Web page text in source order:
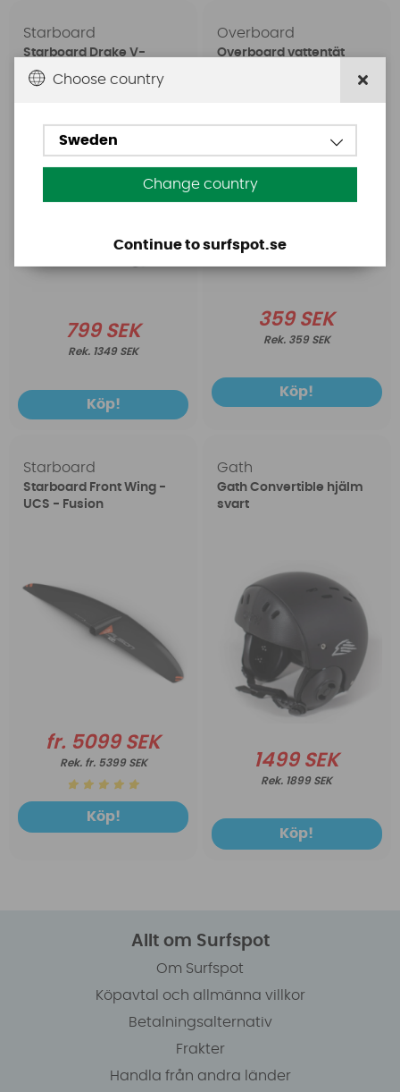
Starboard
Starboard Drake V-
strap Yulex Incl
Accessories
799 SEK
1349 SEK
Köp!
Overboard
Overboard vattentät
359 SEK
359 SEK
Köp!
Starboard
Starboard Front Wing -
UCS - Fusion
fr. 5099 SEK
fr. 5399 SEK
Köp!
Gath
Gath Convertible hjälm
svart
1499 SEK
1899 SEK
Köp!
Allt om Surfspot
Om Surfspot
Köpavtal och allmänna villkor
Betalningsalternativ
Frakter
Handla från andra länder
Choose country
Sweden
Change country
Continue to surfspot.se